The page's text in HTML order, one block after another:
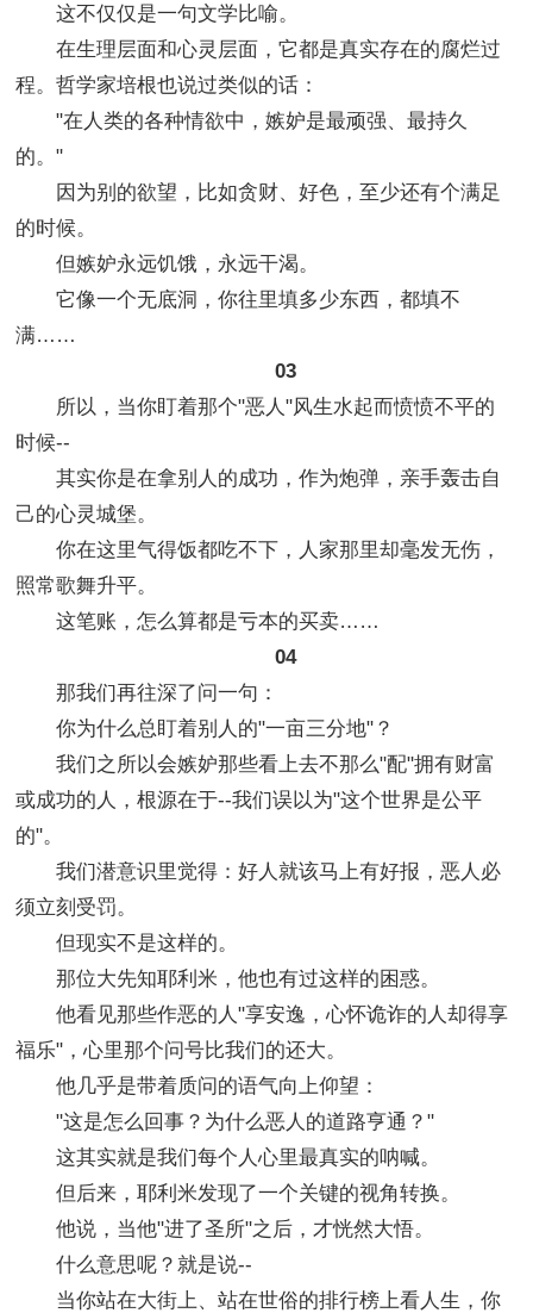
这不仅仅是一句文学比喻。
在生理层面和心灵层面，它都是真实存在的腐烂过
程。哲学家培根也说过类似的话：
"在人类的各种情欲中，嫉妒是最顽强、最持久
的。"
因为别的欲望，比如贪财、好色，至少还有个满足
的时候。
但嫉妒永远饥饿，永远干渴。
它像一个无底洞，你往里填多少东西，都填不
满……
03
所以，当你盯着那个"恶人"风生水起而愤愤不平的
时候--
其实你是在拿别人的成功，作为炮弹，亲手轰击自
己的心灵城堡。
你在这里气得饭都吃不下，人家那里却毫发无伤，
照常歌舞升平。
这笔账，怎么算都是亏本的买卖……
04
那我们再往深了问一句：
你为什么总盯着别人的"一亩三分地"？
我们之所以会嫉妒那些看上去不那么"配"拥有财富
或成功的人，根源在于--我们误以为"这个世界是公平
的"。
我们潜意识里觉得：好人就该马上有好报，恶人必
须立刻受罚。
但现实不是这样的。
那位大先知耶利米，他也有过这样的困惑。
他看见那些作恶的人"享安逸，心怀诡诈的人却得享
福乐"，心里那个问号比我们的还大。
他几乎是带着质问的语气向上仰望：
"这是怎么回事？为什么恶人的道路亨通？"
这其实就是我们每个人心里最真实的呐喊。
但后来，耶利米发现了一个关键的视角转换。
他说，当他"进了圣所"之后，才恍然大悟。
什么意思呢？就是说--
当你站在大街上、站在世俗的排行榜上看人生，你